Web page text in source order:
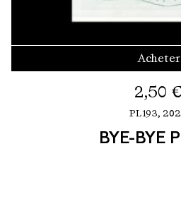
Acheter
2,50
PL193,
BYE-BYE